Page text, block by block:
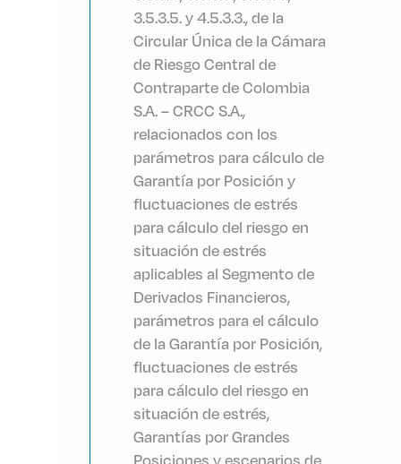
3.5.3.5. y 4.5.3.3., de la
Circular Única de la Cámara
de Riesgo Central de
Contraparte de Colombia
S.A. – CRCC S.A.,
relacionados con los
parámetros para cálculo de
Garantía por Posición y
fluctuaciones de estrés
para cálculo del riesgo en
situación de estrés
aplicables al Segmento de
Derivados Financieros,
parámetros para el cálculo
de la Garantía por Posición,
fluctuaciones de estrés
para cálculo del riesgo en
situación de estrés,
Garantías por Grandes